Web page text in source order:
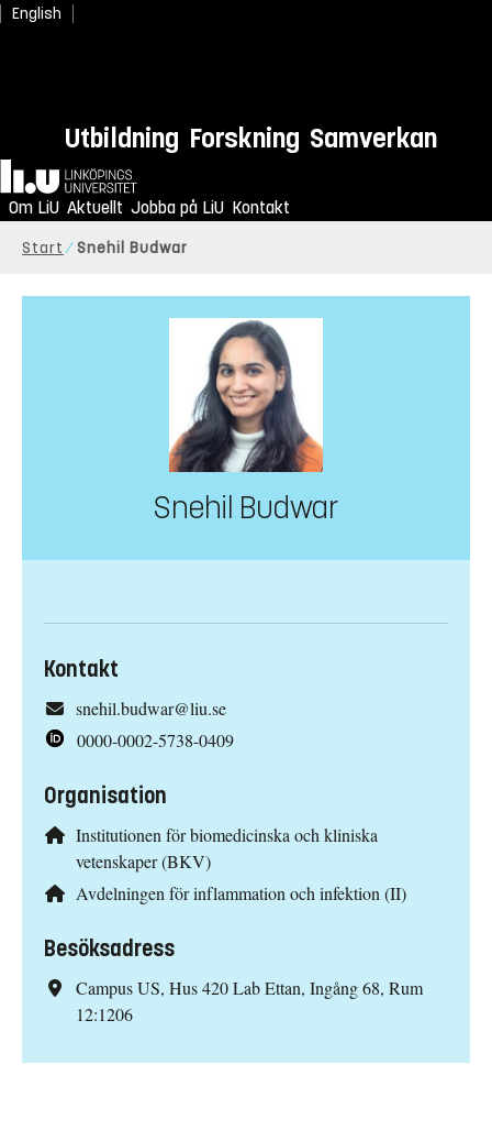
English
Utbildning Forskning Samverkan
Hem
Om LiU Aktuellt Jobba på LiU Kontakt
Start Snehil Budwar
Snehil Budwar
Kontakt
snehil.budwar@liu.se
0000-0002-5738-0409
Organisation
Institutionen för biomedicinska och kliniska
vetenskaper (BKV)
Avdelningen för inflammation och infektion (II)
Besöksadress
Campus US, Hus 420 Lab Ettan, Ingång 68, Rum
12:1206